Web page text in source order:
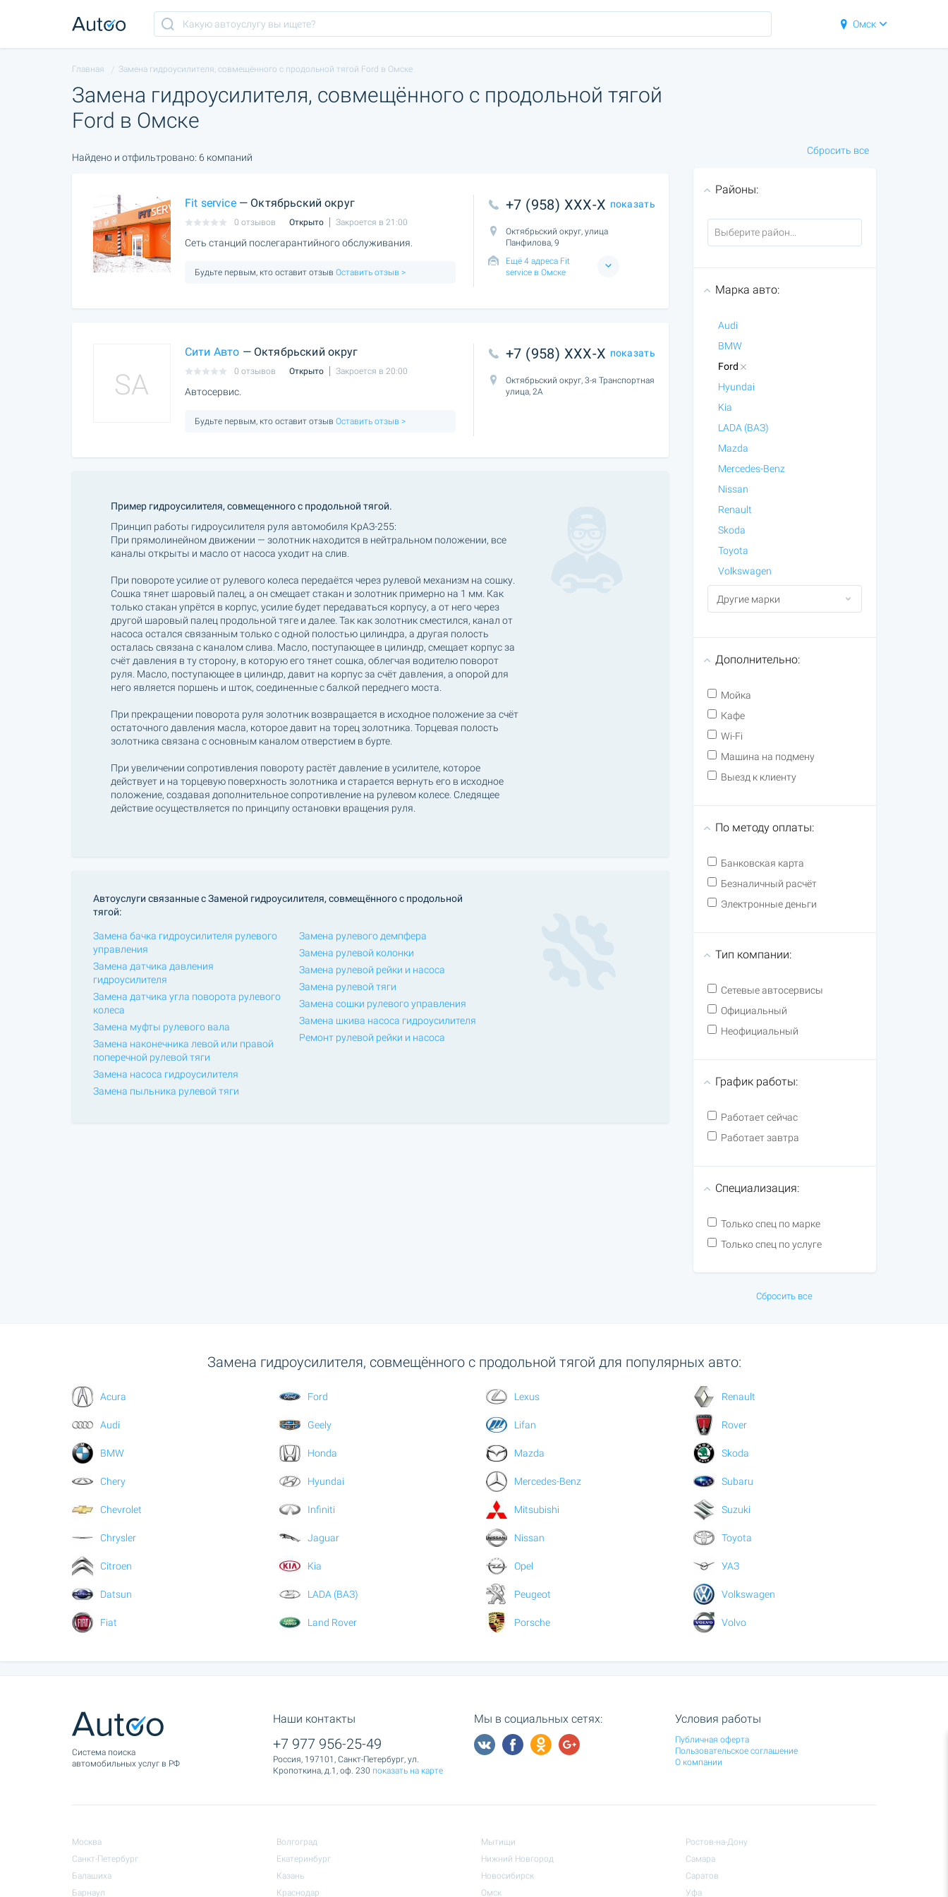
Омск
Главная Замена гидроусилителя, совмещённого с продольной тягой Ford в Омске
Замена гидроусилителя, совмещённого с продольной тягой
Ford в Омске
Найдено и отфильтровано: 6 компаний
Fit service— Октябрьский округ
0 отзывов Открыто Закроется в 21:00
Сеть станций послегарантийного обслуживания.
Будьте первым, кто оставит отзыв Оставить отзыв >
+7 (958) XXX-X показать
Октябрьский округ, улица
Панфилова, 9
Ещё 4 адреса Fit
service в Омске
SA
Сити Авто — Октябрьский округ
0 отзывов Открыто Закроется в 20:00
Автосервис.
Будьте первым, кто оставит отзыв Оставить отзыв >
+7 (958) XXX-X показать
Октябрьский округ, 3-я Транспортная
улица, 2А
Пример гидроусилителя, совмещенного с продольной тягой.
Принцип работы гидроусилителя руля автомобиля КрАЗ-255:
При прямолинейном движении — золотник находится в нейтральном положении, все
каналы открыты и масло от насоса уходит на слив.
При повороте усилие от рулевого колеса передаётся через рулевой механизм на сошку.
Сошка тянет шаровый палец, а он смещает стакан и золотник примерно на 1 мм. Как
только стакан упрётся в корпус, усилие будет передаваться корпусу, а от него через
другой шаровый палец продольной тяге и далее. Так как золотник сместился, канал от
насоса остался связанным только с одной полостью цилиндра, а другая полость
осталась связана с каналом слива. Масло, поступающее в цилиндр, смещает корпус за
счёт давления в ту сторону, в которую его тянет сошка, облегчая водителю поворот
руля. Масло, поступающее в цилиндр, давит на корпус за счёт давления, а опорой для
него является поршень и шток, соединенные с балкой переднего моста.
При прекращении поворота руля золотник возвращается в исходное положение за счёт
остаточного давления масла, которое давит на торец золотника. Торцевая полость
золотника связана с основным каналом отверстием в бурте.
При увеличении сопротивления повороту растёт давление в усилителе, которое
действует и на торцевую поверхность золотника и старается вернуть его в исходное
положение, создавая дополнительное сопротивление на рулевом колесе. Следящее
действие осуществляется по принципу остановки вращения руля.
Автоуслуги связанные с Заменой гидроусилителя, совмещённого с продольной
тягой:
Замена бачка гидроусилителя рулевого
управления
Замена датчика давления
гидроусилителя
Замена датчика угла поворота рулевого
колеса
Замена муфты рулевого вала
Замена наконечника левой или правой
поперечной рулевой тяги
Замена насоса гидроусилителя
Замена пыльника рулевой тяги
Замена рулевого демпфера
Замена рулевой колонки
Замена рулевой рейки и насоса
Замена рулевой тяги
Замена сошки рулевого управления
Замена шкива насоса гидроусилителя
Ремонт рулевой рейки и насоса
Сбросить все
Районы:
Марка авто:
Audi
BMW
Ford
Hyundai
Kia
LADA (ВАЗ)
Mazda
Mercedes-Benz
Nissan
Renault
Skoda
Toyota
Volkswagen
Дополнительно:
Мойка
Кафе
Wi-Fi
Машина на подмену
Выезд к клиенту
По методу оплаты:
Банковская карта
Безналичный расчёт
Электронные деньги
Тип компании:
Сетевые автосервисы
Официальный
Неофициальный
График работы:
Работает сейчас
Работает завтра
Специализация:
Только спец по марке
Только спец по услуге
Сбросить все
Замена гидроусилителя, совмещённого с продольной тягой для популярных авто:
Acura
Audi
BMW
Chery
Chevrolet
Chrysler
Citroen
Datsun
Fiat
Ford
Geely
Honda
Hyundai
Infiniti
Jaguar
Kia
LADA (ВАЗ)
Land Rover
Lexus
Lifan
Mazda
Mercedes-Benz
Mitsubishi
Nissan
Opel
Peugeot
Porsche
Renault
Rover
Skoda
Subaru
Suzuki
Toyota
УАЗ
Volkswagen
Volvo
Cистема поиска
автомобильных услуг в РФ
Наши контакты
+7 977 956-25-49
Россия, 197101, Санкт-Петербург, ул.
Кропоткина, д.1, оф. 230 показать на карте
Мы в социальных сетях: Условия работы
Публичная оферта
Пользовательское соглашение
О компании
Москва
Санкт-Петербург
Балашиха
Барнаул
Волгоград
Екатеринбург
Казань
Краснодар
Мытищи
Нижний Новгород
Новосибирск
Омск
Ростов-на-Дону
Самара
Саратов
Уфа